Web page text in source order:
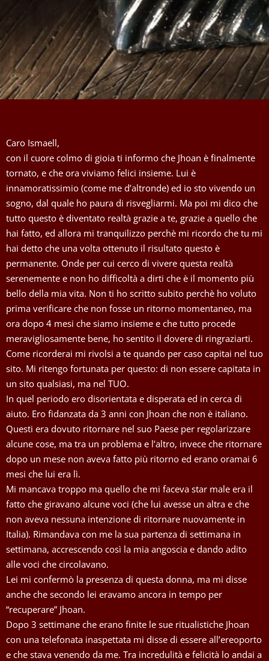
Caro Ismaell,
con il cuore colmo di gioia ti informo che Jhoan è finalmente
tornato, e che ora viviamo felici insieme. Lui è
innamoratissimio (come me d’altronde) ed io sto vivendo un
sogno, dal quale ho paura di risvegliarmi. Ma poi mi dico che
tutto questo è diventato realtà grazie a te, grazie a quello che
hai fatto, ed allora mi tranquilizzo perchè mi ricordo che tu mi
hai detto che una volta ottenuto il risultato questo è
permanente. Onde per cui cerco di vivere questa realtà
serenemente e non ho difficoltà a dirti che è il momento più
bello della mia vita. Non ti ho scritto subito perchè ho voluto
prima verificare che non fosse un ritorno momentaneo, ma
ora dopo 4 mesi che siamo insieme e che tutto procede
meravigliosamente bene, ho sentito il dovere di ringraziarti.
Come ricorderai mi rivolsi a te quando per caso capitai nel tuo
sito. Mi ritengo fortunata per questo: di non essere capitata in
un sito qualsiasi, ma nel TUO.
In quel periodo ero disorientata e disperata ed in cerca di
aiuto. Ero fidanzata da 3 anni con Jhoan che non è italiano.
Questi era dovuto ritornare nel suo Paese per regolarizzare
alcune cose, ma tra un problema e l’altro, invece che ritornare
dopo un mese non aveva fatto più ritorno ed erano oramai 6
mesi che lui era lì.
Mi mancava troppo ma quello che mi faceva star male era il
fatto che giravano alcune voci (che lui avesse un altra e che
non aveva nessuna intenzione di ritornare nuovamente in
Italia). Rimandava con me la sua partenza di settimana in
settimana, accrescendo così la mia angoscia e dando adito
alle voci che circolavano.
Lei mi confermò la presenza di questa donna, ma mi disse
anche che secondo lei eravamo ancora in tempo per
“recuperare” Jhoan.
Dopo 3 settimane che erano finite le sue ritualistiche Jhoan
con una telefonata inaspettata mi disse di essere all’ereoporto
e che stava venendo da me. Tra incredulità e felicità lo andai a